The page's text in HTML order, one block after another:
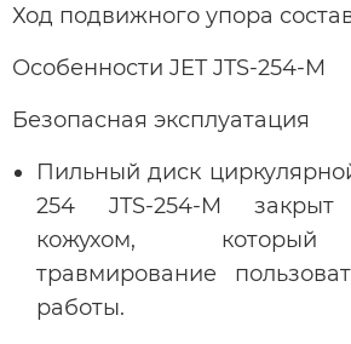
Ход подвижного упора
Особенности JET JTS-254-M
Безопасная эксплуатация
Пильный диск
254 JTS-254-M закрыт
кожухом, который
травмирование
работы.